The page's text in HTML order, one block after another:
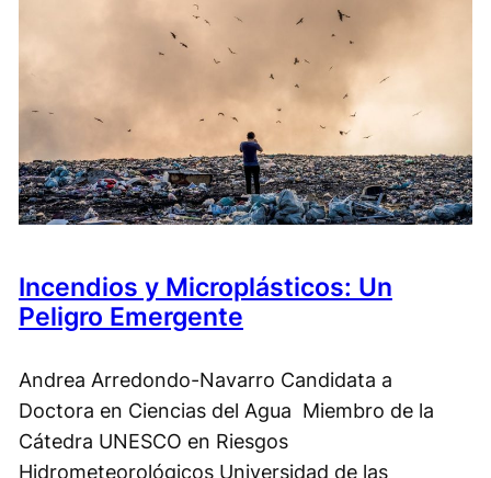
Incendios y Microplásticos: Un
Peligro Emergente
Andrea Arredondo-Navarro Candidata a
Doctora en Ciencias del Agua Miembro de la
Cátedra UNESCO en Riesgos
Hidrometeorológicos Universidad de las